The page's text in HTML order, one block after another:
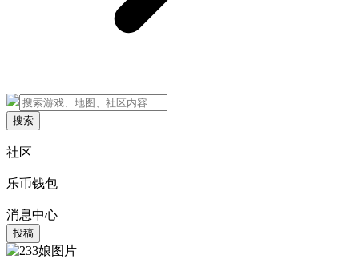
搜索
社区
乐币钱包
消息中心
投稿